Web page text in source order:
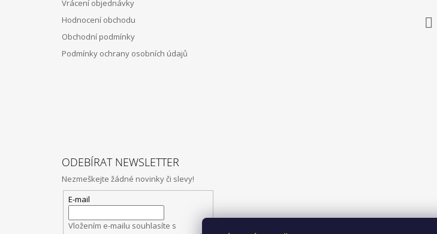
Vrácení objednávky
Hodnocení obchodu
Obchodní podmínky
Podmínky ochrany osobních údajů
ODEBÍRAT NEWSLETTER
Nezmeškejte žádné novinky či slevy!
E-mail
Vložením e-mailu souhlasíte s